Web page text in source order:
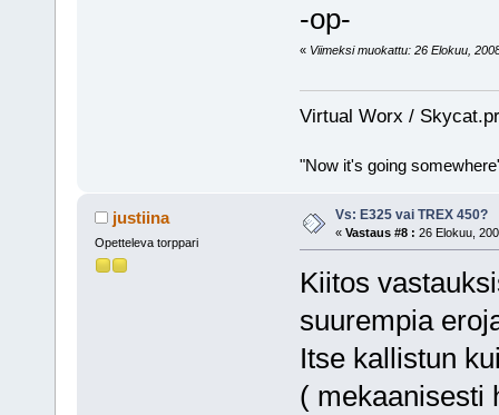
-op-
« Viimeksi muokattu: 26 Elokuu,
Virtual Worx /
"Now it's going
justiina
Opetteleva torppari
Vs: E325 vai TREX 450?
« Vastaus #8 : 26 Elokuu,
Kiitos
suurempia
Itse kallistun
( mekaanisesti